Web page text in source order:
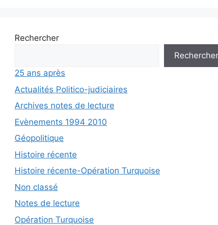
Rechercher
Rechercher
25 ans après
Actualités Politico-judiciaires
Archives notes de lecture
Evènements 1994 2010
Géopolitique
Histoire récente
Histoire récente-Opération Turquoise
Non classé
Notes de lecture
Opération Turquoise